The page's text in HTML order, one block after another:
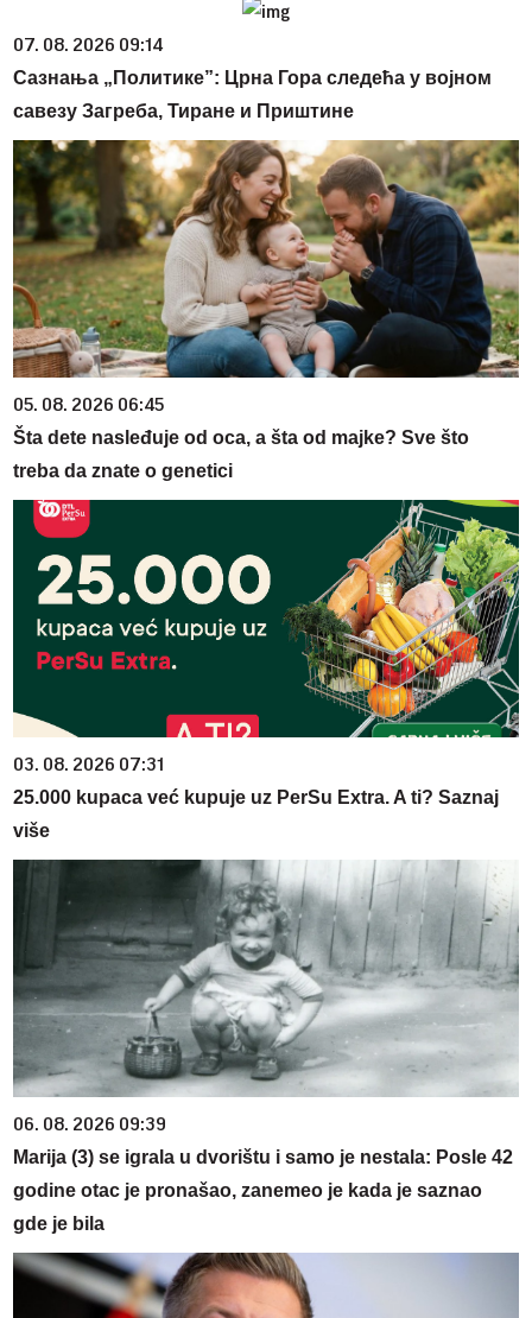
07. 08. 2026 09:14
Сазнања „Политике”: Црна Гора следећа у војном
савезу Загреба, Тиране и Приштине
05. 08. 2026 06:45
Šta dete nasleđuje od oca, a šta od majke? Sve što
treba da znate o genetici
03. 08. 2026 07:31
25.000 kupaca već kupuje uz PerSu Extra. A ti? Saznaj
više
06. 08. 2026 09:39
Marija (3) se igrala u dvorištu i samo je nestala: Posle 42
godine otac je pronašao, zanemeo je kada je saznao
gde je bila